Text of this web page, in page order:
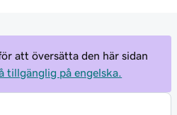
att översätta den här sidan
tillgänglig på engelska.